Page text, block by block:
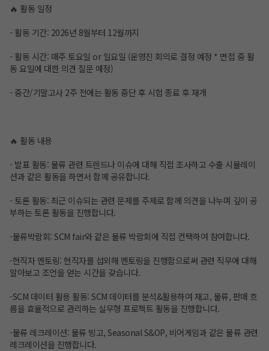
🔥 활동 일정
- 활동 기간: 2026년 8월부터 12월까지
- 활동 시간: 매주 토요일 or 일요일 (운영진 회의로 결정 예정 * 면접 중 활
동 요일에 대한 의견 질문 예정)
- 중간/기말고사 2주 전에는 활동 중단 후 시험 종료 후 재개
🔥 활동 내용
- 발표 활동: 물류 관련 트렌드나 이슈에 대해 직접 조사하고 수출 시뮬레이
션과 같은 활동을 하면서 함께 공유합니다.
- 토론 활동: 최근 이슈되는 관련 문제를 주제로 함께 의견을 나누며 깊이 공
부하는 토론 활동을 진행합니다.
-물류박람회: SCM fair와 같은 물류 박람회에 직접 컨택하여 참여합니다.
-현직자 멘토링: 현직자를 섭외해 멘토링을 진행함으로써 관련 직무에 대해
알아보고 조언을 얻는 시간을 갖습니다.
-SCM 데이터 활용 활동: SCM 데이터를 분석&활용하여 재고, 물류, 판매 흐
름을 효율적으로 관리하는 실무형 프로젝트 활동을 진행합니다.
-물류 레크레이션: 물류 빙고, Seasonal S&OP, 비어게임과 같은 물류 관련
레크레이션을 진행합니다.